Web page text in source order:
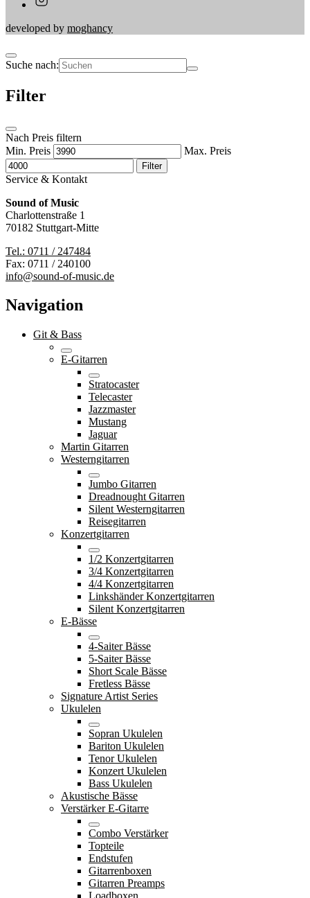
developed by moghancy
Suche nach:
Filter
Nach Preis filtern
Min. Preis
Max. Preis
Filter
Service & Kontakt
Sound of Music
Charlottenstraße 1
70182 Stuttgart-Mitte
Tel.: 0711 / 247484
Fax: 0711 / 240100
info@sound-of-music.de
Navigation
Git & Bass
E-Gitarren
Stratocaster
Telecaster
Jazzmaster
Mustang
Jaguar
Martin Gitarren
Westerngitarren
Jumbo Gitarren
Dreadnought Gitarren
Silent Westerngitarren
Reisegitarren
Konzertgitarren
1/2 Konzertgitarren
3/4 Konzertgitarren
4/4 Konzertgitarren
Linkshänder Konzertgitarren
Silent Konzertgitarren
E-Bässe
4-Saiter Bässe
5-Saiter Bässe
Short Scale Bässe
Fretless Bässe
Signature Artist Series
Ukulelen
Sopran Ukulelen
Bariton Ukulelen
Tenor Ukulelen
Konzert Ukulelen
Bass Ukulelen
Akustische Bässe
Verstärker E-Gitarre
Combo Verstärker
Topteile
Endstufen
Gitarrenboxen
Gitarren Preamps